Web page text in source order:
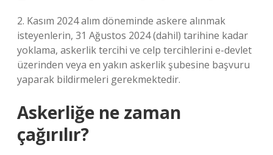
2. Kasım 2024 alım döneminde askere alınmak
isteyenlerin, 31 Ağustos 2024 (dahil) tarihine kadar
yoklama, askerlik tercihi ve celp tercihlerini e-devlet
üzerinden veya en yakın askerlik şubesine başvuru
yaparak bildirmeleri gerekmektedir.
Askerliğe ne zaman
çağırılır?